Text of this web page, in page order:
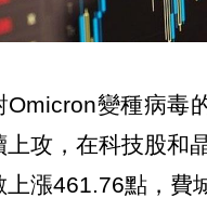
Omicron變種病毒
上攻，在科技股和
上漲461.76點，費